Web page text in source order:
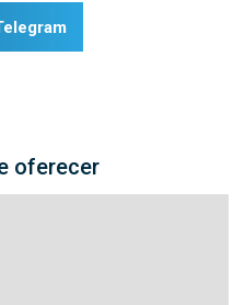
oferecer